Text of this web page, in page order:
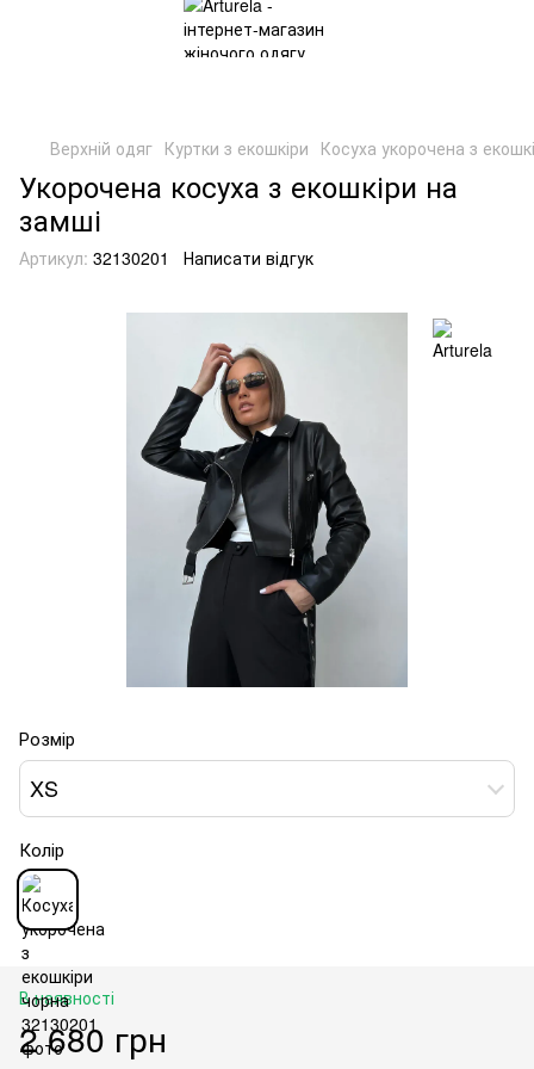
Верхній одяг Куртки з екошкіри Косуха укорочена з
Укорочена косуха з екошкіри на
замші
Артикул: 32130201 Написати відгук
Розмір
XS
Колір
В наявності
2 680 грн